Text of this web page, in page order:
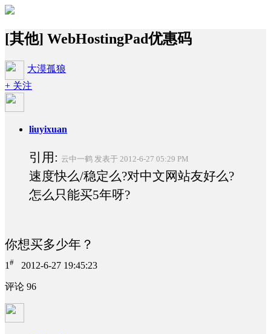
[其他] WebHostingPad优惠码
大漠孤狼
+ 关注
liuyixuan
引用: 云中一鹤 发表于 2012-6-27 05:29 PM
速度快么/稳定么?对中文网站友好么?
怎么只能买5年呀?
你想买多少年？
1 # 2012-6-27 19:45:23
评论 96